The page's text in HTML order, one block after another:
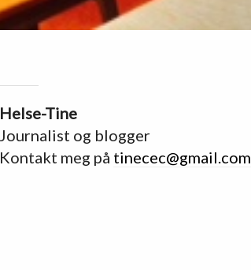
Helse-Tine
Journalist og blogger
Kontakt meg på tinecec@gmail.com